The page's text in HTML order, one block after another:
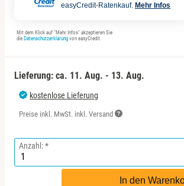
easyCredit-Ratenkauf. Mehr Infos
Mit dem Klick auf "Mehr Infos" akzeptieren Sie
die Datenschutzerklärung von easyCredit.
Lieferung: ca. 11. Aug. - 13. Aug.
kostenlose Lieferung
Preise inkl. MwSt. inkl. Versand
Anzahl:
In den
Braunschweig
Bremen
Bruchköbel
Burghausen